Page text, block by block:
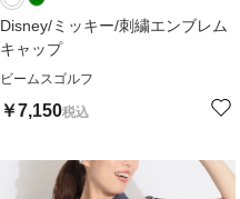
Disney/ミッキー/刺繍エンブレム
キャップ
ビームスゴルフ
￥7,150税込